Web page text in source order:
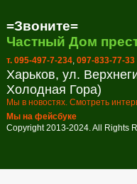
=Звоните=
Частный Дом
т. 095-497-7-234, 097-833-77-33
Харьков, ул.
Холодная Гора)
Мы в новостях. Смотреть
Мы на фейсбуке
Copyright 2013-2024. All Rights